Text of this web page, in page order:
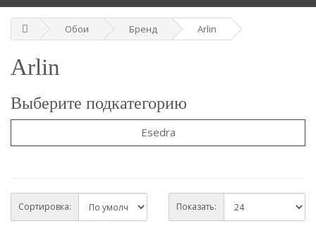
Обои Бренд Arlin
Arlin
Выберите подкатегорию
Esedra
Сортировка: Показать: